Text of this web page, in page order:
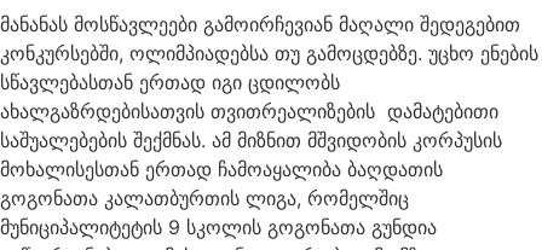
მანანას მოსწავლეები გამოირჩევიან მაღალი შედეგებით
კონკურსებში, ოლიმპიადებსა თუ გამოცდებზე. უცხო ენების
სწავლებასთან ერთად იგი ცდილობს
ახალგაზრდებისათვის თვითრეალიზების დამატებითი
საშუალებების შექმნას. ამ მიზნით მშვიდობის კორპუსის
მოხალისესთან ერთად ჩამოაყალიბა ბაღდათის
გოგონათა კალათბურთის ლიგა, რომელშიც
მუნიციპალიტეტის 9 სკოლის გოგონათა გუნდია